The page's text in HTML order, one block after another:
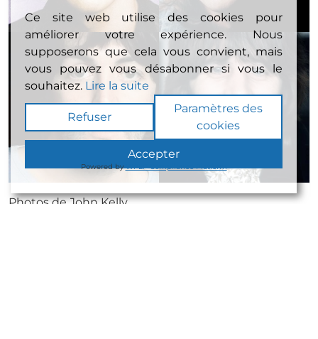
Photos de John Kelly
Ce site web utilise des cookies pour
améliorer votre expérience. Nous
supposerons que cela vous convient, mais
vous pouvez vous désabonner si vous le
souhaitez. Lire la suite
Refuser
Paramètres des
cookies
Accepter
Powered byWPLP Compliance Platform